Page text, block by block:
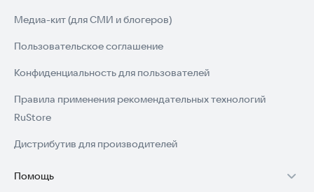
Медиа-кит (для СМИ и блогеров)
Пользовательское соглашение
Конфиденциальность для пользователей
Правила применения рекомендательных технологий
RuStore
Дистрибутив для производителей
Помощь